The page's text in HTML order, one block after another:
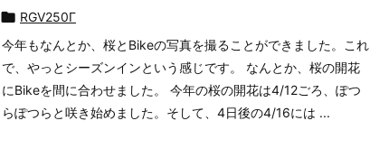
 RGV250Γ
今年もなんとか、桜とBikeの写真を撮ることができました。これ
で、やっとシーズンインという感じです。 なんとか、桜の開花
にBikeを間に合わせました。 今年の桜の開花は4/12ごろ、ぽつ
らぽつらと咲き始めました。そして、4日後の4/16には ...